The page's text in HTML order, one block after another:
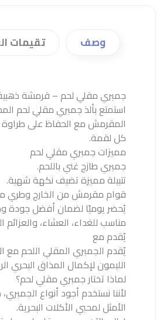
وصف تقيمات
جمبري مقلي لحم – قرمشة
استمتع بألذ جمبري مقلي لحم
المقرمش مع الحفاظ على طراوة
كل لقمة.
مميزات جمبري مقلي لحم
جمبري طازج غني باللحم.
تتبيلة مميزة تضيف نكهة شهية.
قوام مقرمش من الخارج وطري
يُحضر يوميًا لضمان أفضل جودة
مناسب للغداء، العشاء، والعزائم
يُقدم مع
يُقدم الجمبري المقلي اللحم مع
الليمون لإكمال المذاق البحري
لماذا تختار جمبري مقلي لحم؟
لأننا نستخدم أجود أنواع
الأمثل لمحبي الأكلات البحرية.